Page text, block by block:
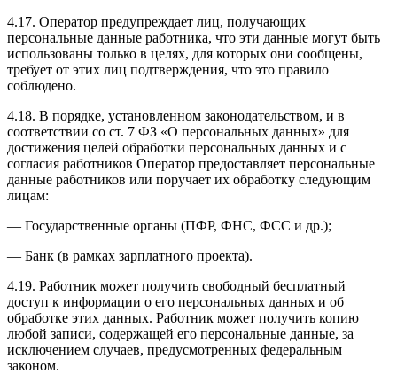
4.17. Оператор предупреждает лиц, получающих
персональные данные работника, что эти данные могут быть
использованы только в целях, для которых они сообщены,
требует от этих лиц подтверждения, что это правило
соблюдено.
4.18. В порядке, установленном законодательством, и в
соответствии со ст. 7 ФЗ «О персональных данных» для
достижения целей обработки персональных данных и с
согласия работников Оператор предоставляет персональные
данные работников или поручает их обработку следующим
лицам:
— Государственные органы (ПФР, ФНС, ФСС и др.);
— Банк (в рамках зарплатного проекта).
4.19. Работник может получить свободный бесплатный
доступ к информации о его персональных данных и об
обработке этих данных. Работник может получить копию
любой записи, содержащей его персональные данные, за
исключением случаев, предусмотренных федеральным
законом.